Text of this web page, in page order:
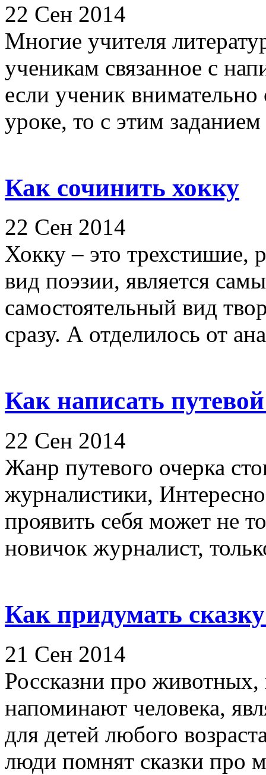
22 Сен 2014
Многие учителя
ученикам связанное с
если ученик внимательно
уроке, то с этим
Как сочинить хокку
22 Сен 2014
Хокку – это трехстишие,
вид поэзии, является
самостоятельный вид
сразу. А отделилось от
Как написать
22 Сен 2014
Жанр путевого очерка
журналистики,
проявить себя может не
новичок журналист,
Как придумать
21 Сен 2014
Россказни про
напоминают человека,
для детей любого
люди помнят сказки про